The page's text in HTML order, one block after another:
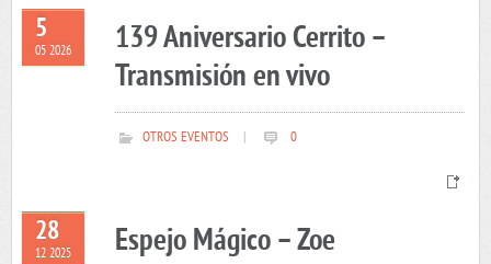
5
05 2026
139 Aniversario Cerrito –
Transmisión en vivo
OTROS EVENTOS 0
28
12 2025 Espejo Mágico – Zoe